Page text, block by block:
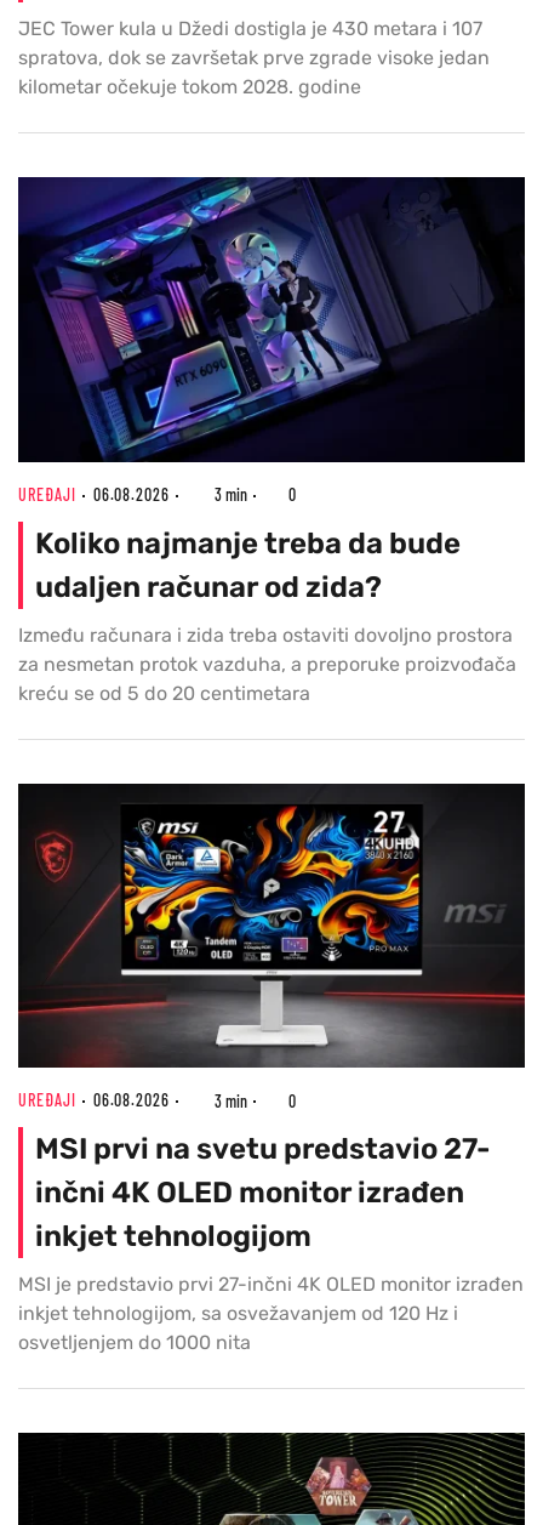
JEC Tower kula u Džedi dostigla je 430 metara i 107
spratova, dok se završetak prve zgrade visoke jedan
kilometar očekuje tokom 2028. godine
UREĐAJI 06.08.2026 3 min 0
Koliko najmanje treba da bude
udaljen računar od zida?
Između računara i zida treba ostaviti dovoljno prostora
za nesmetan protok vazduha, a preporuke proizvođača
kreću se od 5 do 20 centimetara
UREĐAJI 06.08.2026 3 min 0
MSI prvi na svetu predstavio 27-
inčni 4K OLED monitor izrađen
inkjet tehnologijom
MSI je predstavio prvi 27-inčni 4K OLED monitor izrađen
inkjet tehnologijom, sa osvežavanjem od 120 Hz i
osvetljenjem do 1000 nita